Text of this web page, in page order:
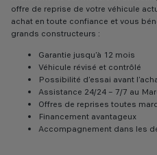
offre de reprise de votre véhicule
achat en toute confiance et vous
grands constructeurs :
Garantie jusqu’à 12 mois
Véhicule révisé et contrôlé
Possibilité d’essai avant
Assistance 24/24 – 7/7 au
Offres de reprises toutes
Financement avantageux
Accompagnement dans les